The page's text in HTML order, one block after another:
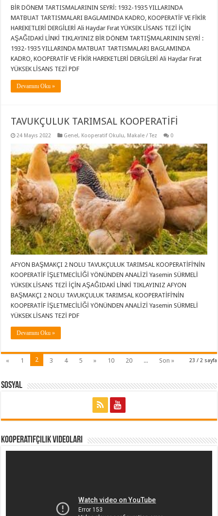
BİR DÖNEM TARTISMALARININ SEYRİ: 1932-1935 YILLARINDA
MATBUAT TARTISMALARI BAGLAMINDA KADRO, KOOPERATİF VE FİKİR
HAREKETLERİ DERGİLERİ Ali Haydar Fırat YÜKSEK LİSANS TEZİ İÇİN
AŞAĞIDAKİ LİNKİ TIKLAYINIZ BİR DÖNEM TARTIŞMALARININ SEYRİ :
1932-1935 YILLARINDA MATBUAT TARTISMALARI BAGLAMINDA
KADRO, KOOPERATİF VE FİKİR HAREKETLERİ DERGİLERİ Ali Haydar Fırat
YÜKSEK LİSANS TEZİ PDF
Devamını Oku »
TAVUKÇULUK TARIMSAL KOOPERATİFİ
24 Mayıs 2022 Genel, Kooperatif Okulu, Makale / Tez 0
AFYON BAŞMAKÇI 2 NOLU TAVUKÇULUK TARIMSAL KOOPERATİFİ’NİN
KOOPERATİF İŞLETMECİLİĞİ YÖNÜNDEN ANALİZİ Yasemin SÜRMELİ
YÜKSEK LİSANS TEZİ İÇİN AŞAĞIDAKİ LİNKİ TIKLAYINIZ AFYON
BAŞMAKÇI 2 NOLU TAVUKÇULUK TARIMSAL KOOPERATİFİ’NİN
KOOPERATİF İŞLETMECİLİĞİ YÖNÜNDEN ANALİZİ Yasemin SÜRMELİ
YÜKSEK LİSANS TEZİ PDF
Devamını Oku »
23 / 2 sayfa
« 1 2 3 4 5 » 10 20 ... Son »
Sosyal
Kooperatifçilik Videoları